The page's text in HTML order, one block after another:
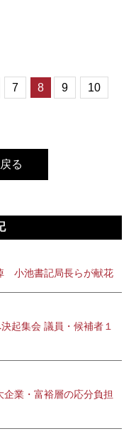
7 8 9
10
る
小池書記局長らが献花
起集会 議員・候補者１
業・富裕層の応分負担